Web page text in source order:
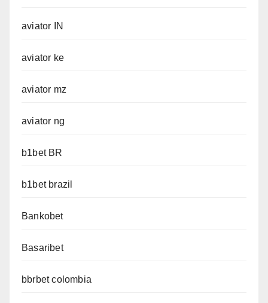
aviator IN
aviator ke
aviator mz
aviator ng
b1bet BR
b1bet brazil
Bankobet
Basaribet
bbrbet colombia